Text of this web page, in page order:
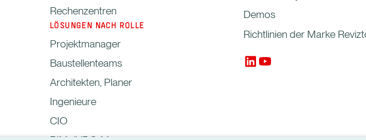
Rechenzentren
LÖSUNGEN NACH ROLLE
Projektmanager
Baustellenteams
Architekten, Planer
Ingenieure
CIO
Demos
Richtlinien der Marke